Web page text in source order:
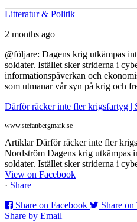
Litteratur & Politik
2 months ago
@följare: Dagens krig utkämpas
soldater. Istället sker striderna i
informationspåverkan och
som utmanar vår syn på krig och
Därför räcker inte fler krigsfartyg |
www.stefanbergmark.se
Artiklar Därför räcker inte fler
Nordström Dagens krig utkämpas
soldater. Istället sker striderna i
View on Facebook
· Share
Share on Facebook
Share
Share by Email